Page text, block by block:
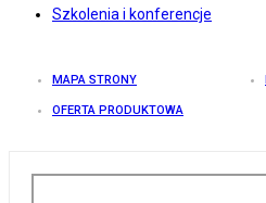
Szkolenia i konferencje
MAPA STRONY
OFERTA PRODUKTOWA